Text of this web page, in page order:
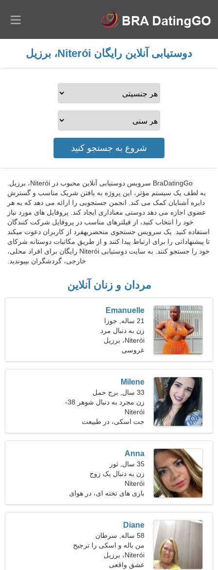
دوستیابی آنلاین رایگان Niterói، برزیل
BraDatingGo سرویس دوستیابی آنلاین محبوب در Niterói، برزیل.
به لطف یک سیستم مؤثر، این پروژه به یافتن شریک مناسب و گسترش
دایره آشنایان کمک می کند. انجمن جستجویی را ارائه می دهد که به هر
عضوی اجازه می دهد دوستی معناداری ایجاد کند. پروفایل های مورد نیاز
خود را انتخاب کنید، از فیلترهای مناسب در پروفایل شرکت کنندگان
استفاده کنید. یک سرویس جستجوی منحصربهفرد از کاربران دعوت میکند
تا پیشنهاداتی را برای ارتباط پیدا کنند و از طریق مکاتبات دوستانه شرکای
خود را جستجو کنند. به سایت دوستیابی Niterói رایگان برای افراد محلی،
خارجی، گردشگران بپیوندید.
مردان و زنان آنلاین
Emanuelle
21 ساله, جوزا
زن به دنبال مرد
Niterói، برزیل
عروسی
Milene
33 سال, برج حمل
زن مجرد به دنبال شوهر 38-
43
Niterói
جت اسکی، در طبیعت
استراحت کنید
Anna
35 سال, ثور
زن به دنبال یک زوج
Niterói
بازی های تخته ای، در هوای
آزاد قدم می زند
Diane
58 ساله, سرطان
من باله و اسکی را ترجیح
می دهم
Niterói، برزیل
عشق واقعی